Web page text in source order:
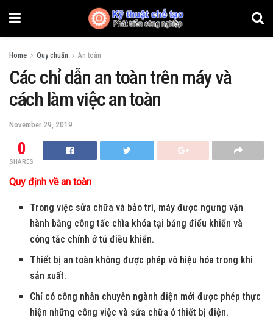
Home Quy chuẩn An toàn
Các chỉ dẫn an toàn trên máy và
cách làm việc an toàn
November 29, 2019
0
SHARES
Quy định về an toàn
Trong việc sửa chữa và bảo trì, máy được ngưng vận
hành bằng công tấc chìa khóa tại bảng điểu khiển và
công tắc chính ở tủ điều khiển.
Thiết bị an toàn không được phép vô hiệu hóa trong khi
sản xuất.
Chỉ có công nhân chuyên ngành điện mới được phép thực
hiện những công việc và sửa chữa ở thiết bị điện.